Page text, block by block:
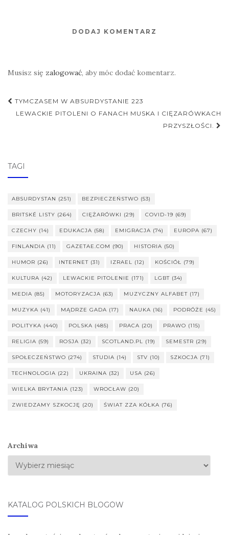
DODAJ KOMENTARZ
Musisz się zalogować, aby móc dodać komentarz.
Nawigacja
postu
TYMCZASEM W ABSURDYSTANIE 223
LEWACKIE PITOLENI O FANACH MUSKA I CIĘZARÓWKACH
PRZYSZŁOŚCI.
TAGI
ABSURDYSTAN (251) BEZPIECZEŃSTWO (53)
BRITSKÉ LISTY (264) CIĘŻARÓWKI (29) COVID-19 (69)
CZECHY (14) EDUKACJA (58) EMIGRACJA (74) EUROPA (67)
FINLANDIA (11) GAZETAE.COM (90) HISTORIA (50)
HUMOR (26) INTERNET (31) IZRAEL (12) KOŚCIÓŁ (79)
KULTURA (42) LEWACKIE PITOLENIE (171) LGBT (34)
MEDIA (85) MOTORYZACJA (63) MUZYCZNY ALFABET (17)
MUZYKA (41) MĄDRZE GADA (17) NAUKA (16) PODRÓŻE (45)
POLITYKA (440) POLSKA (485) PRACA (20) PRAWO (115)
RELIGIA (59) ROSJA (32) SCOTLAND.PL (19) SEMESTR (29)
SPOŁECZEŃSTWO (274) STUDIA (14) STV (10) SZKOCJA (71)
TECHNOLOGIA (22) UKRAINA (32) USA (26)
WIELKA BRYTANIA (123) WROCŁAW (20)
ZWIEDZAMY SZKOCJĘ (20) ŚWIAT ZZA KÓŁKA (76)
Archiwa
KATALOG POLSKICH BLOGÓW